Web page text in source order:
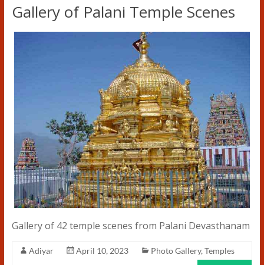
Gallery of Palani Temple Scenes
Gallery of 42 temple scenes from Palani Devasthanam
Adiyar April 10, 2023 Photo Gallery, Temples